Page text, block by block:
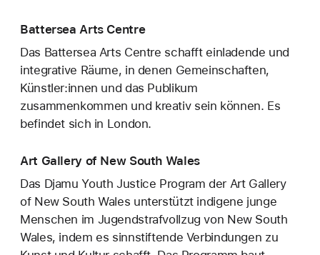
Battersea Arts Centre
Das Battersea Arts Centre schafft einladende und
integrative Räume, in denen Gemeinschaften,
Künstler:innen und das Publikum
zusammenkommen und kreativ sein können. Es
befindet sich in London.
Art Gallery of New South Wales
Das Djamu Youth Justice Program der Art Gallery
of New South Wales unterstützt indigene junge
Menschen im Jugendstrafvollzug von New South
Wales, indem es sinnstiftende Verbindungen zu